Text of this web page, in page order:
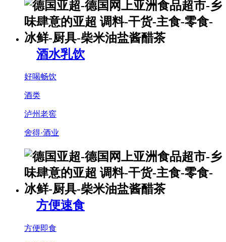
酒水乳饮
好喝畅饮
酒类
泸州老窖
舍得·酒业
方便速食
方便即食